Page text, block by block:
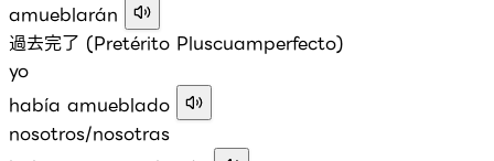
amueblarán
過去完了 (Pretérito Pluscuamperfecto)
yo
había amueblado
nosotros/nosotras